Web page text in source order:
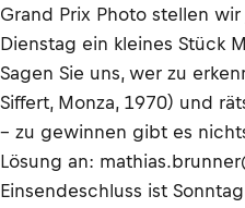
Grand Prix Photo stellen
Dienstag ein kleines Stück
Sagen Sie uns, wer zu
Siffert, Monza, 1970) und
– zu gewinnen gibt es
Lösung an:
Einsendeschluss ist